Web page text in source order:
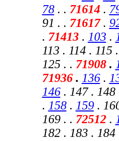
78. . 71614.
91 . . 71617 .
. 71413. 103.
113 . 114 . 115
125 . . 71908 .
71936. 136.
146. 147 . 148
. 158. 159.
169 . . 72512.
182 . 183 . 184